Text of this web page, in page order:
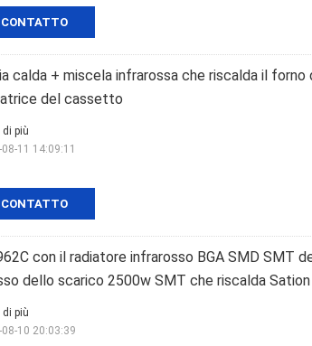
CONTATTO
calda + miscela infrarossa che riscalda il
del cassetto
CONTATTO
di più
11 14:09:11
con il radiatore infrarosso BGA SMD SMT
dello scarico 2500w SMT che riscalda Sation
di più
08-10 20:03:39